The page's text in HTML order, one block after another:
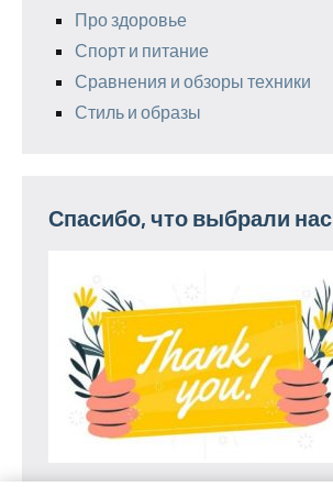
Про здоровье
Спорт и питание
Сравнения и обзоры техники
Стиль и образы
Спасибо, что выбрали нас